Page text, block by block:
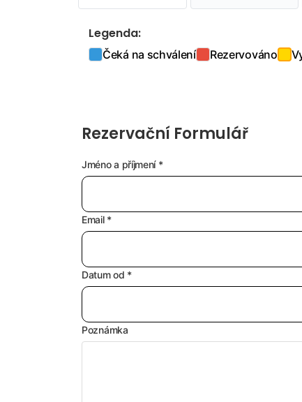
Legenda:
Čeká na schválení Rezervováno
Rezervační Formulář
Jméno a příjmení *
Email *
Datum od *
Poznámka